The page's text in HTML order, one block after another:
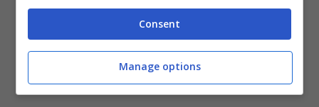
biennio successivo il Matador firmò con la
Subaru, sfiorando il Mondiale.Suo figlio ha
ricevuto in dote una Ferrari spettacolare.
Consent
Manage options